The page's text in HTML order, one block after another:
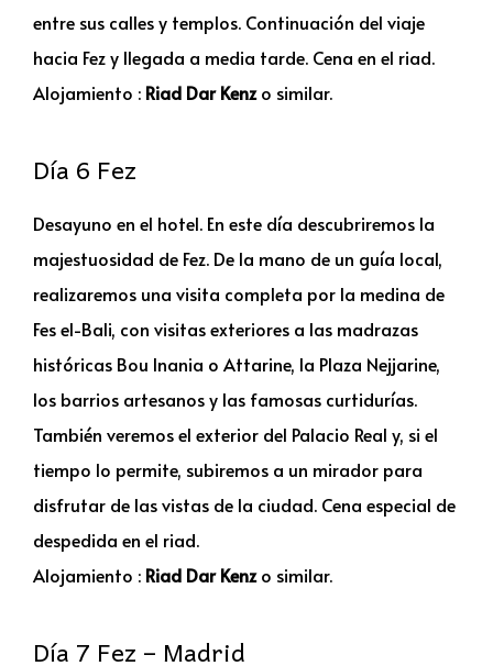
entre sus calles y templos. Continuación del viaje
hacia Fez y llegada a media tarde. Cena en el riad.
Alojamiento : Riad Dar Kenzo similar.
Día 6 Fez
Desayuno en el hotel. En este día descubriremos la
majestuosidad de Fez. De la mano de un guía local,
realizaremos una visita completa por la medina de
Fes el-Bali, con visitas exteriores a las madrazas
históricas Bou Inania o Attarine, la Plaza Nejjarine,
los barrios artesanos y las famosas curtidurías.
También veremos el exterior del Palacio Real y, si el
tiempo lo permite, subiremos a un mirador para
disfrutar de las vistas de la ciudad. Cena especial de
despedida en el riad.
Alojamiento : Riad Dar Kenzo similar.
Día 7 Fez – Madrid